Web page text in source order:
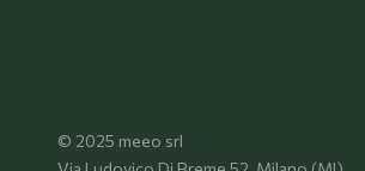
© 2025 meeo srl